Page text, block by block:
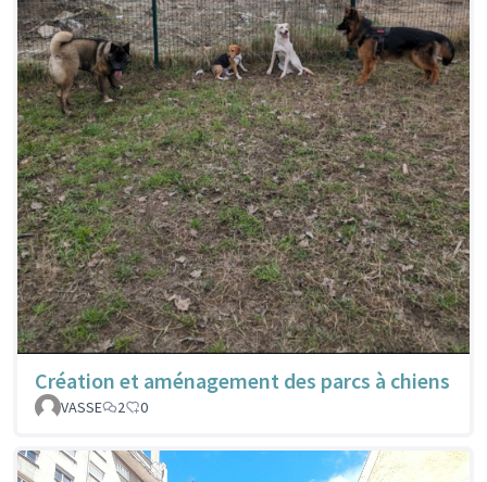
Création et aménagement des parcs à chiens
VASSE 2 0